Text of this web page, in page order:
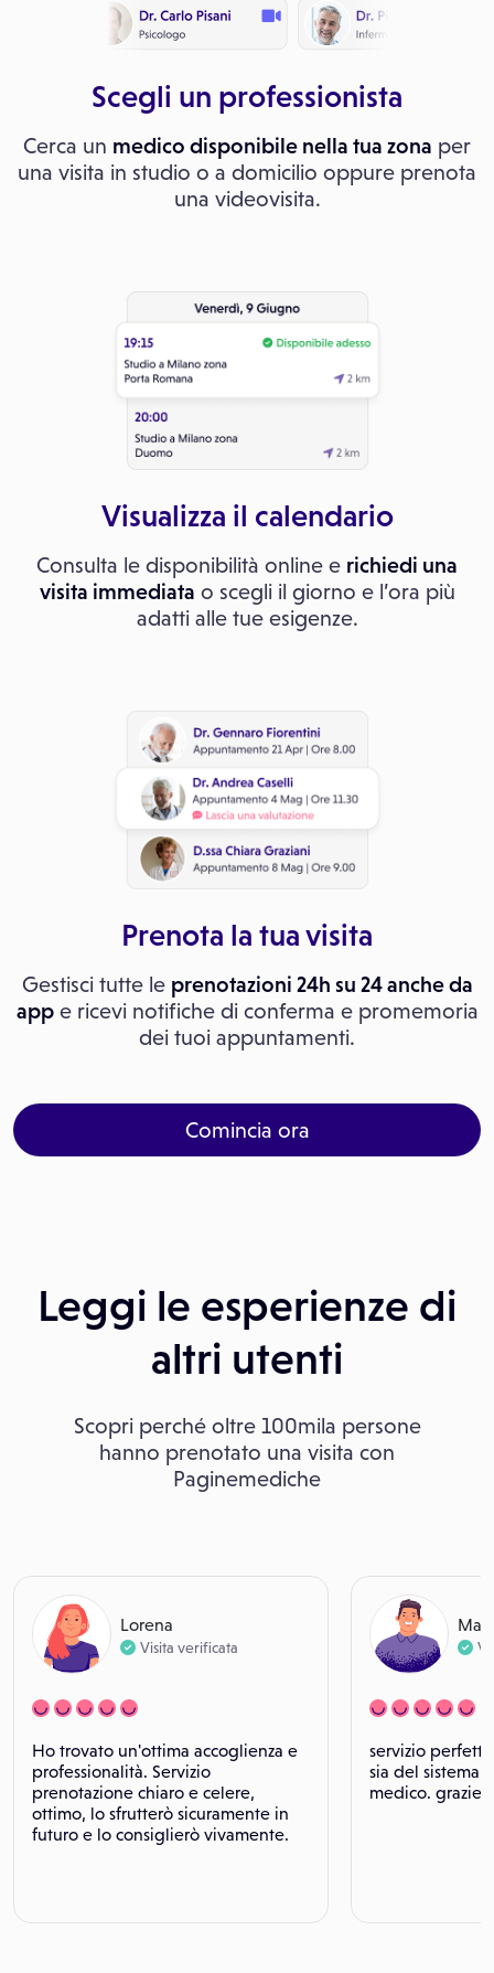
Scegli un professionista
Cerca un medico disponibile nella tua zona per
una visita in studio o a domicilio oppure prenota
una videovisita.
Visualizza il calendario
Consulta le disponibilità online e richiedi una
visita immediata o scegli il giorno e l’ora più
adatti alle tue esigenze.
Prenota la tua visita
Gestisci tutte le prenotazioni 24h su 24 anche da
appe ricevi notifiche di conferma e promemoria
dei tuoi appuntamenti.
Comincia ora
Leggi le esperienze di
altri utenti
Scopri perché oltre 100mila persone
hanno prenotato una visita con
Paginemediche
Lorena
Visita verificata
Ho trovato un'ottima accoglienza e
professionalità. Servizio
prenotazione chiaro e celere,
ottimo, lo sfrutterò sicuramente in
futuro e lo consiglierò vivamente.
servizio
sia del sistema
medico. grazie.